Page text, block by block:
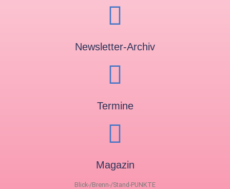
Newsletter-Archiv
Termine
Magazin
Blick-/Brenn-/Stand-PUNKTE